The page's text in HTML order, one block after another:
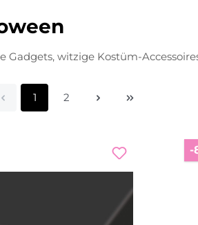
Gadgets, witzige Kostüm-
Seite
1 Seite
2
-